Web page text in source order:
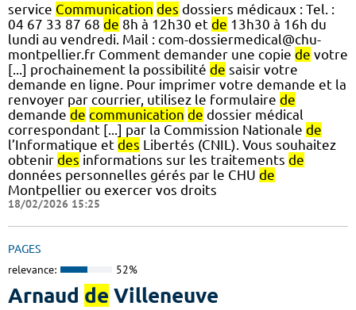
service Communication des dossiers médicaux : Tel. :
04 67 33 87 68 de 8h à 12h30 et de 13h30 à 16h du
lundi au vendredi. Mail : com-dossiermedical@chu-
montpellier.fr Comment demander une copie de votre
[...] prochainement la possibilité de saisir votre
demande en ligne. Pour imprimer votre demande et la
renvoyer par courrier, utilisez le formulaire de
demande de communication de dossier médical
correspondant [...] par la Commission Nationale de
l’Informatique et des Libertés (CNIL). Vous souhaitez
obtenir des informations sur les traitements de
données personnelles gérés par le CHU de
Montpellier ou exercer vos droits
18/02/2026 15:25
PAGES
relevance: 52%
Arnaud de Villeneuve